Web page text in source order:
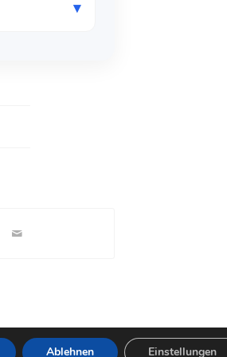
Impressum Allgemeine Auftragsbedingungen
Ablehnen Einstellungen